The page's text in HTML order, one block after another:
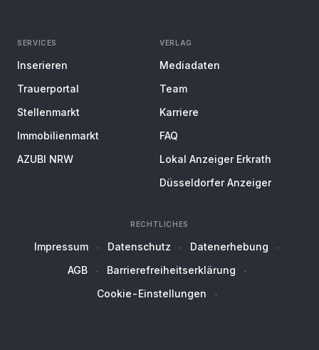
SERVICES
Inserieren
Trauerportal
Stellenmarkt
Immobilienmarkt
AZUBI NRW
VERLAG
Mediadaten
Team
Karriere
FAQ
Lokal Anzeiger Erkrath
Düsseldorfer Anzeiger
RECHTLICHES
Impressum Datenschutz
Datenerhebung
AGB
Barrierefreiheitserklärung
Cookie-Einstellungen